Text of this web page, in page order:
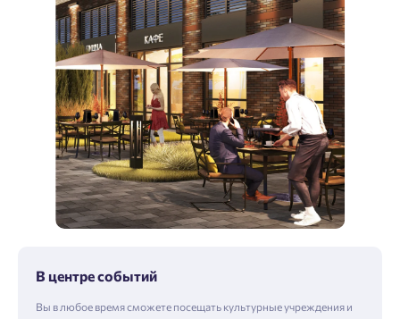
В центре событий
Вы в любое время сможете посещать культурные учреждения и